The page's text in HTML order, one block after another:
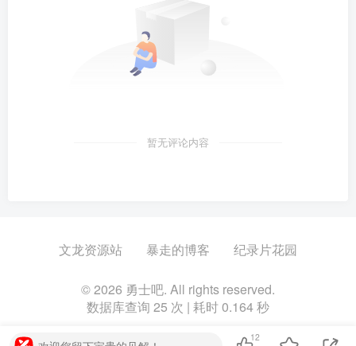
暂无评论内容
文龙资源站 暴走的博客 纪录片花园
© 2026 勇士吧. All rights reserved.
数据库查询 25 次 | 耗时 0.164 秒
12